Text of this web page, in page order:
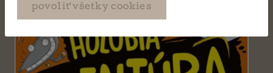
povoliť všetky cookies